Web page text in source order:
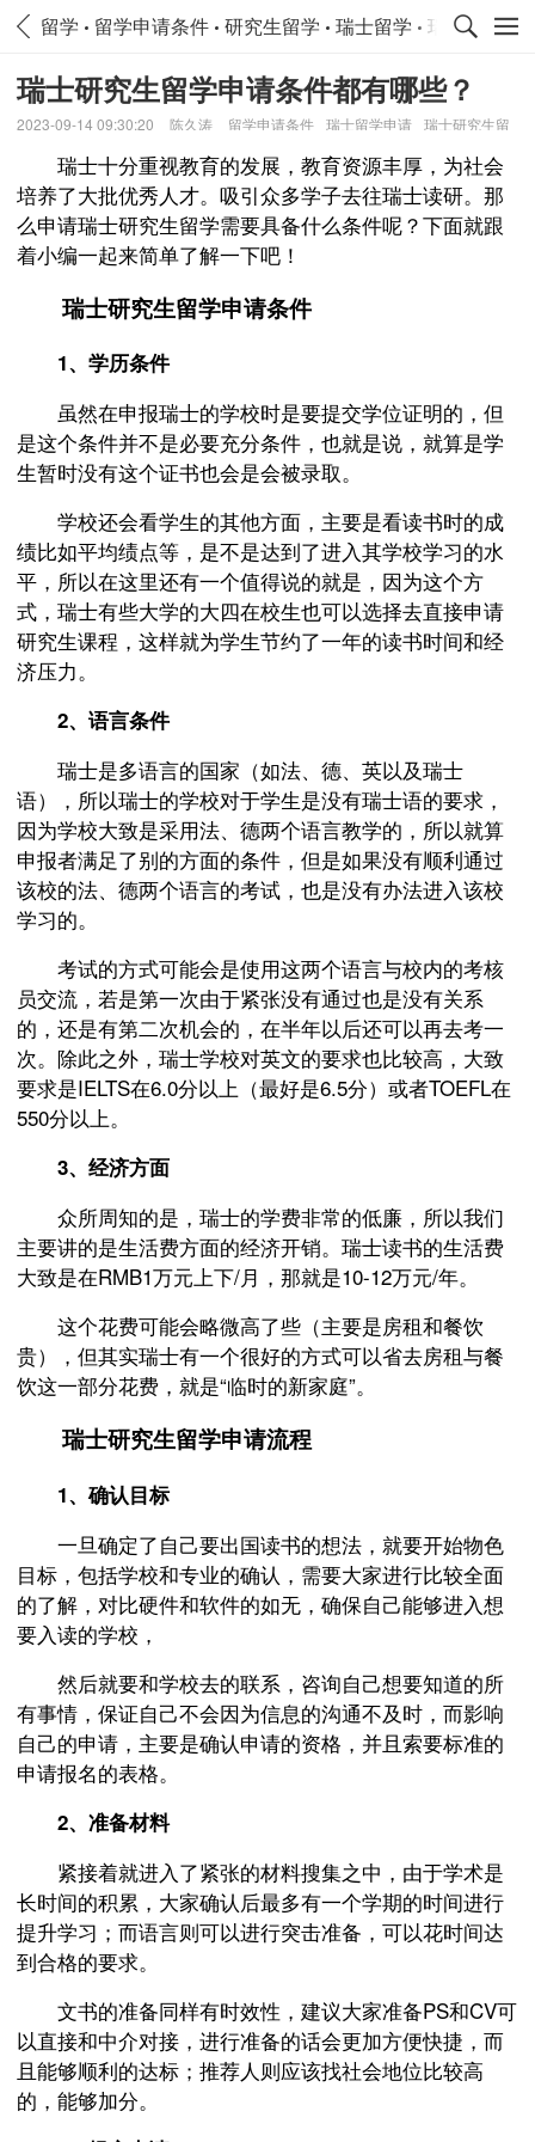
留学 留学申请条件 研究生留学 瑞士留学 瑞士留学申
瑞士研究生留学申请条件都有哪些？
2023-09-14 09:30:20 陈久涛 留学申请条件 瑞士留学申请 瑞士研究生留
瑞士十分重视教育的发展，教育资源丰厚，为社会
培养了大批优秀人才。吸引众多学子去往瑞士读研。那
么申请瑞士研究生留学需要具备什么条件呢？下面就跟
着小编一起来简单了解一下吧！
瑞士研究生留学申请条件
1、学历条件
虽然在申报瑞士的学校时是要提交学位证明的，但
是这个条件并不是必要充分条件，也就是说，就算是学
生暂时没有这个证书也会是会被录取。
学校还会看学生的其他方面，主要是看读书时的成
绩比如平均绩点等，是不是达到了进入其学校学习的水
平，所以在这里还有一个值得说的就是，因为这个方
式，瑞士有些大学的大四在校生也可以选择去直接申请
研究生课程，这样就为学生节约了一年的读书时间和经
济压力。
2、语言条件
瑞士是多语言的国家（如法、德、英以及瑞士
语），所以瑞士的学校对于学生是没有瑞士语的要求，
因为学校大致是采用法、德两个语言教学的，所以就算
申报者满足了别的方面的条件，但是如果没有顺利通过
该校的法、德两个语言的考试，也是没有办法进入该校
学习的。
考试的方式可能会是使用这两个语言与校内的考核
员交流，若是第一次由于紧张没有通过也是没有关系
的，还是有第二次机会的，在半年以后还可以再去考一
次。除此之外，瑞士学校对英文的要求也比较高，大致
要求是IELTS在6.0分以上（最好是6.5分）或者TOEFL在
550分以上。
3、经济方面
众所周知的是，瑞士的学费非常的低廉，所以我们
主要讲的是生活费方面的经济开销。瑞士读书的生活费
大致是在RMB1万元上下/月，那就是10-12万元/年。
这个花费可能会略微高了些（主要是房租和餐饮
贵），但其实瑞士有一个很好的方式可以省去房租与餐
饮这一部分花费，就是“临时的新家庭”。
瑞士研究生留学申请流程
1、确认目标
一旦确定了自己要出国读书的想法，就要开始物色
目标，包括学校和专业的确认，需要大家进行比较全面
的了解，对比硬件和软件的如无，确保自己能够进入想
要入读的学校，
然后就要和学校去的联系，咨询自己想要知道的所
有事情，保证自己不会因为信息的沟通不及时，而影响
自己的申请，主要是确认申请的资格，并且索要标准的
申请报名的表格。
2、准备材料
紧接着就进入了紧张的材料搜集之中，由于学术是
长时间的积累，大家确认后最多有一个学期的时间进行
提升学习；而语言则可以进行突击准备，可以花时间达
到合格的要求。
文书的准备同样有时效性，建议大家准备PS和CV可
以直接和中介对接，进行准备的话会更加方便快捷，而
且能够顺利的达标；推荐人则应该找社会地位比较高
的，能够加分。